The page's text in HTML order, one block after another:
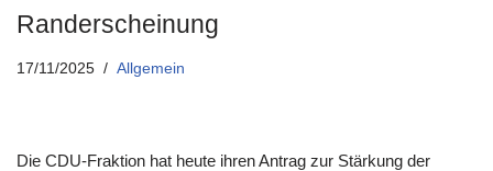
Randerscheinung
17/11/2025 Allgemein
Die CDU-Fraktion hat heute ihren Antrag zur Stärkung der